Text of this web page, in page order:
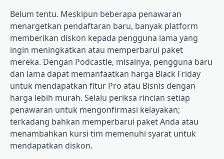
Belum tentu. Meskipun beberapa penawaran
menargetkan pendaftaran baru, banyak platform
memberikan diskon kepada pengguna lama yang
ingin meningkatkan atau memperbarui paket
mereka. Dengan Podcastle, misalnya, pengguna baru
dan lama dapat memanfaatkan harga Black Friday
untuk mendapatkan fitur Pro atau Bisnis dengan
harga lebih murah. Selalu periksa rincian setiap
penawaran untuk mengonfirmasi kelayakan;
terkadang bahkan memperbarui paket Anda atau
menambahkan kursi tim memenuhi syarat untuk
mendapatkan diskon.